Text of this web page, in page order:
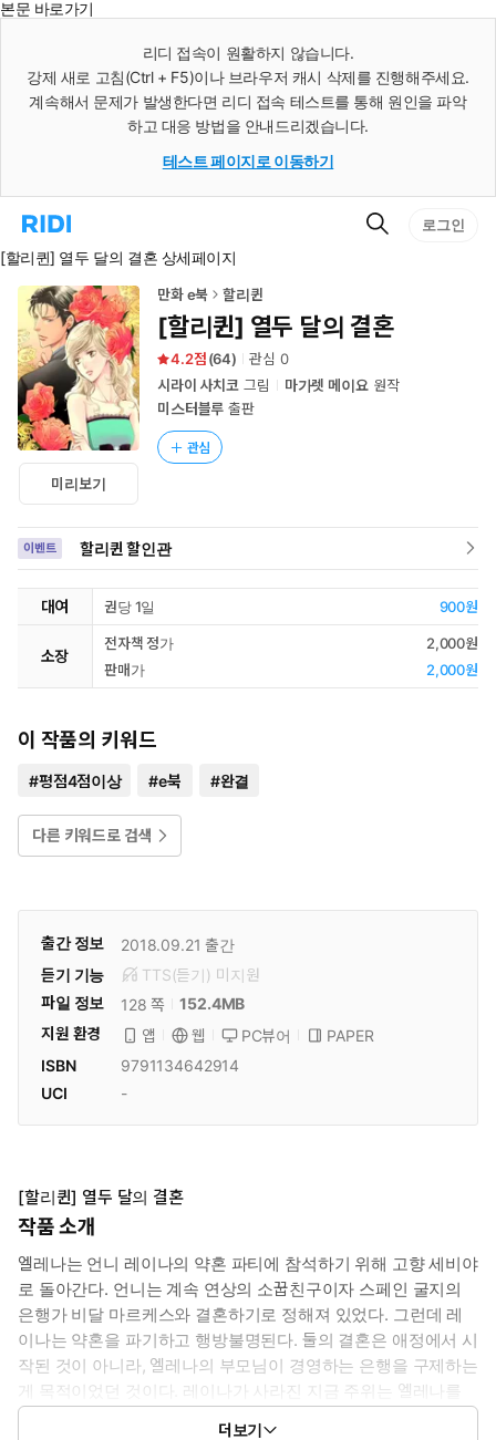
본문 바로가기
리디 접속이 원활하지 않습니다.
강제 새로 고침(Ctrl + F5)이나 브라우저 캐시 삭제를 진행해주세요.
계속해서 문제가 발생한다면 리디 접속 테스트를 통해 원인을 파악
하고 대응 방법을 안내드리겠습니다.
테스트 페이지로 이동하기
리
홈
로
이
동
검
로그인
[할리퀸] 열두 달의 결혼 상세페이지
미리보기
만화 e북 할리퀸
[할리퀸] 열두 달의 결혼
4.2 (64) 관심 0
시라이 사치코 그림 마가렛 메이요원작
미스터블루 출판
관심
이벤트 할리퀸 할인관
대여 권당 1일 900원
소장
전자책 정가
2,000원
판매가
2,000원
이 작품의 키워드
#평점4점이상 #e북 #완결
다른 키워드로 검색
출간 정보 2018.09.21 출간
듣기 기능
TTS(듣기) 미 지원
파일 정보
128 쪽
152.4MB
지원 환경
앱 웹 PC뷰어
PAPER
ISBN
9791134642914
UCI
-
[할리퀸] 열두 달의 결혼
작품 소개
엘레나는 언니 레이나의 약혼 파티에 참석하기 위해 고향 세비야
로 돌아간다. 언니는 계속 연상의 소꿉친구이자 스페인 굴지의
은행가 비달 마르케스와 결혼하기로 정해져 있었다. 그런데 레
이나는 약혼을 파기하고 행방불명된다. 둘의 결혼은 애정에서 시
작된 것이 아니라, 엘레나의 부모님이 경영하는 은행을 구제하는
게 목적이었던 것이다. 레이나가 사라진 지금 주위는 엘레나를
제물로 바치려 하는데! 그의 거만함과 냉혹함은 어려서부터 너무
더보기